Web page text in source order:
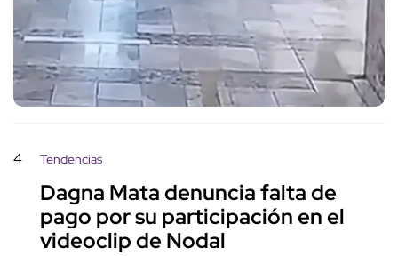
4 Tendencias
Dagna Mata denuncia falta de
pago por su participación en el
videoclip de Nodal